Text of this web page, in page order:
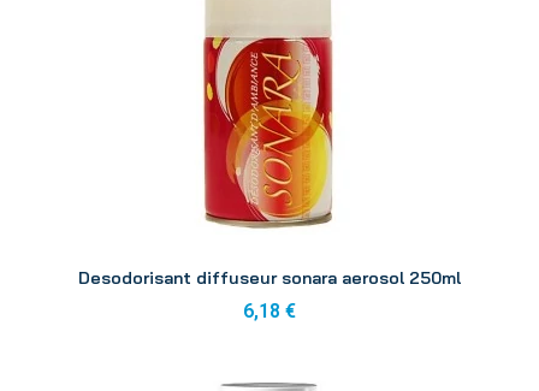
Desodorisant diffuseur sonara aerosol 250ml
6,18 €